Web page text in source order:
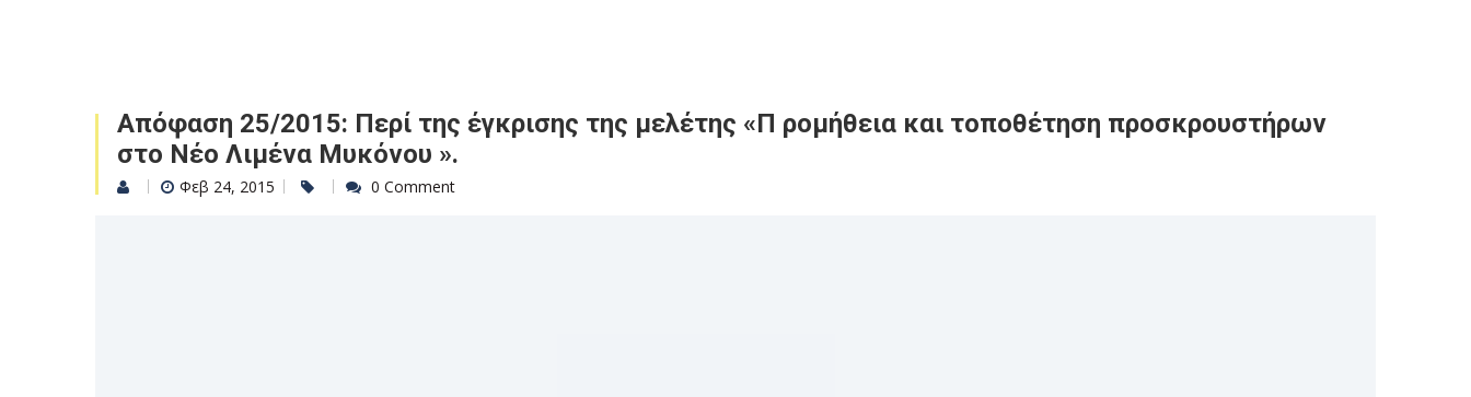
Απόφαση 25/2015: Περί της έγκρισης της μελέτης «Π ρομήθεια και τοποθέτηση προσκρουστήρων
στο Νέο Λιμένα Μυκόνου ».
Φεβ 24, 2015 0 Comment